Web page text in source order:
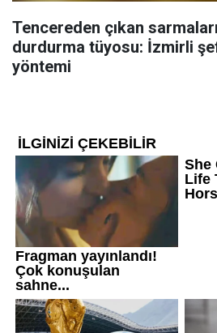
Tencereden çıkan
durdurma tüyosu: İzmirli
yöntemi